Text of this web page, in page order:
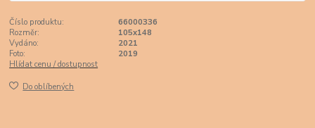
Číslo produktu:
66000336
Rozměr:
105x148
Vydáno:
2021
Foto:
2019
Hlídat cenu / dostupnost
Do oblíbených